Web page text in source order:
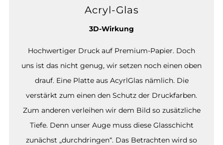
Acryl-Glas
3D-Wirkung
Hochwertiger Druck auf Premium-Papier. Doch
uns ist das nicht genug, wir setzen noch einen oben
drauf. Eine Platte aus AcyrlGlas nämlich. Die
verstärkt zum einen den Schutz der Druckfarben.
Zum anderen verleihen wir dem Bild so zusätzliche
Tiefe. Denn unser Auge muss diese Glasschicht
zunächst „durchdringen“. Das Betrachten wird so